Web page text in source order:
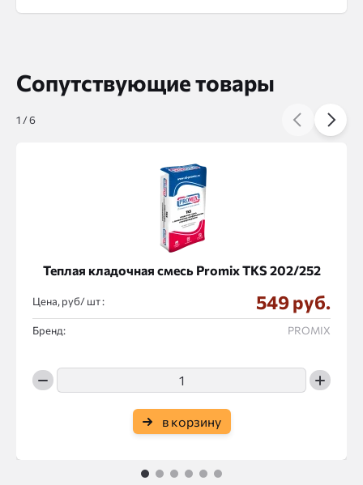
Сопутствующие товары
Теплая кладочная смесь Promix ТКS 202/252
Цена, руб/ : 549 руб.
Бренд: PROMIX
в корзину
1 /6
1 2 3 4 5 6